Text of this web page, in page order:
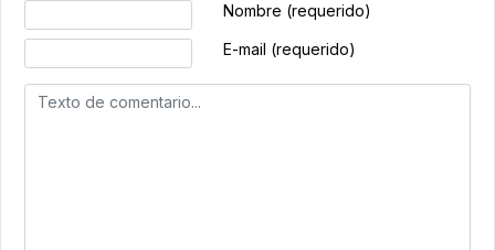
Nombre (requerido)
E-mail (requerido)